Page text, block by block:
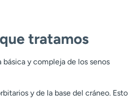
tratamos
y compleja de los senos
y de la base del cráneo. Esto